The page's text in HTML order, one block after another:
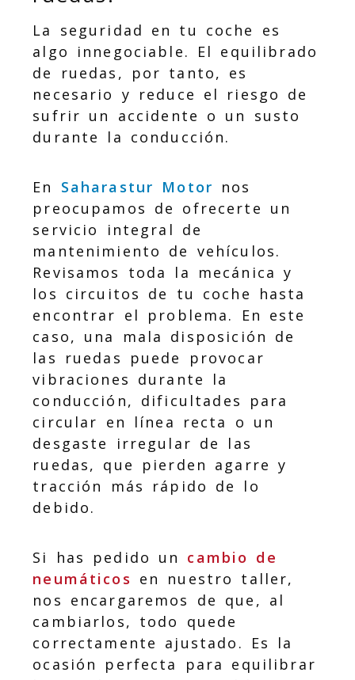
La seguridad en tu coche es
algo innegociable. El equilibrado
de ruedas, por tanto, es
necesario y reduce el riesgo de
sufrir un accidente o un susto
durante la conducción.
En Saharastur Motor nos
preocupamos de ofrecerte un
servicio integral de
mantenimiento de vehículos.
Revisamos toda la mecánica y
los circuitos de tu coche hasta
encontrar el problema. En este
caso, una mala disposición de
las ruedas puede provocar
vibraciones durante la
conducción, dificultades para
circular en línea recta o un
desgaste irregular de las
ruedas, que pierden agarre y
tracción más rápido de lo
debido.
Si has pedido un cambio de
neumáticos en nuestro taller,
nos encargaremos de que, al
cambiarlos, todo quede
correctamente ajustado. Es la
ocasión perfecta para equilibrar